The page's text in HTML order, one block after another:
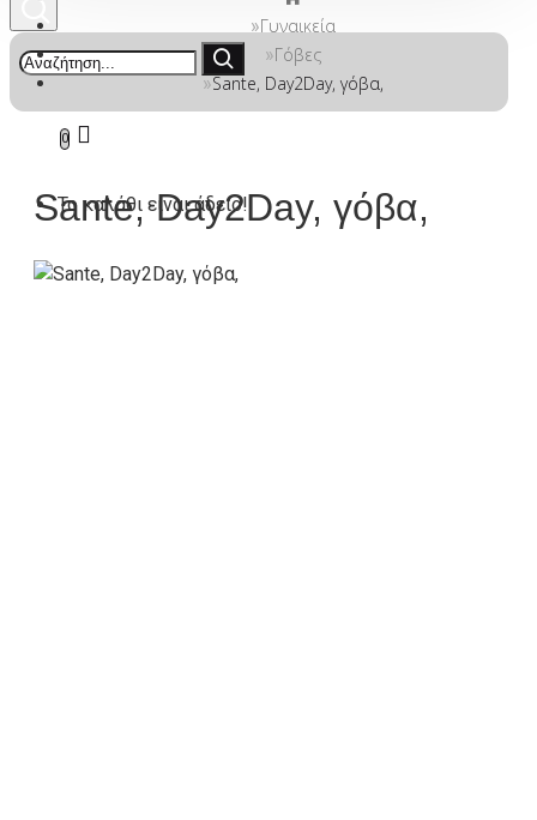
0
Το καλάθι είναι άδειο!
Γυναικεία
Γόβες
Sante, Day2Day, γόβα,
Sante, Day2Day, γόβα,